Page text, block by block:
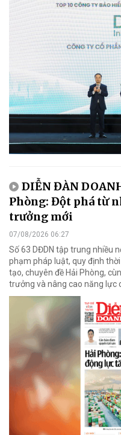
DIỄN ĐÀN
Phòng: Đột phá từ
trưởng mới
07/08/2026 06:27
Số 63 DĐDN tập trung nhiều
phạm pháp luật, quy định
tạo, chuyên đề Hải Phòng,
trưởng và nâng cao năng lực